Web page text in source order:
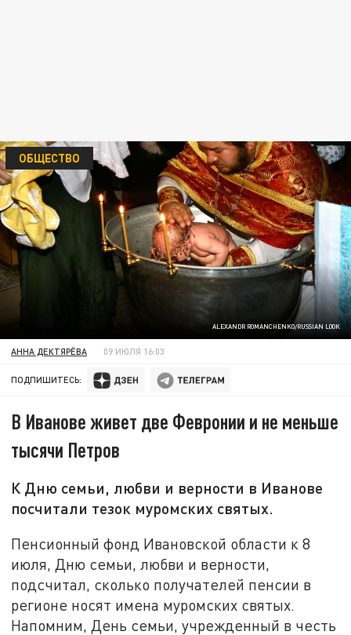
ALEXANDR ROMANCHENKO/RUSSIAN LOOK
ОБЩЕСТВО
АННА ДЕКТЯРЁВА 09 ИЮЛЯ 16:03
ПОДПИШИТЕСЬ:
В Иванове живет две Февронии и не меньше
тысячи Петров
К Дню семьи, любви и верности в Иванове
посчитали тезок муромских святых.
Пенсионный фонд Ивановской области к 8
июля, Дню семьи, любви и верности,
подсчитал, сколько получателей пенсии в
регионе носят имена муромских святых.
Напомним, День семьи, учрежденный в честь